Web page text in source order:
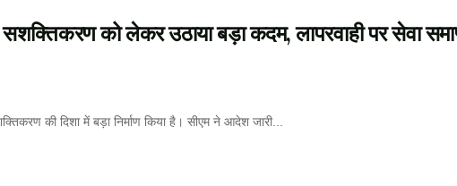
को लेकर उठाया बड़ा कदम, लापरवाही पर सेवा
की दिशा में बड़ा निर्माण किया है। सीएम ने आदेश जारी...